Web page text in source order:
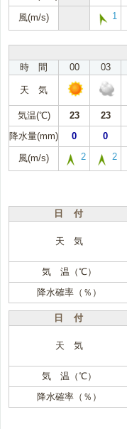
風(m/s) 1
時 間
00 03
天 気
気温(℃) 23 23
降水量(mm)
0 0
風(m/s) 2 2
日 付
天 気
気 温（℃）
降水確率（％）
日 付
天 気
気 温（℃）
降水確率（％）